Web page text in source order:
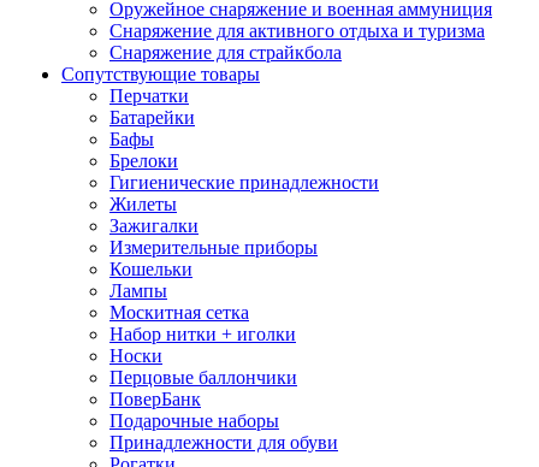
Оружейное снаряжение и военная аммуниция
Снаряжение для активного отдыха и туризма
Снаряжение для страйкбола
Сопутствующие товары
Перчатки
Батарейки
Бафы
Брелоки
Гигиенические принадлежности
Жилеты
Зажигалки
Измерительные приборы
Кошельки
Лампы
Москитная сетка
Набор нитки + иголки
Носки
Перцовые баллончики
ПоверБанк
Подарочные наборы
Принадлежности для обуви